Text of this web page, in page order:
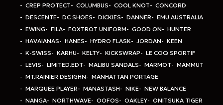
CREP PROTECT
COLUMBUS COOL KNOT
CONCORD
DESCENTE
DC SHOES DICKIES DANNER
EMU AUSTRALIA
EWING
FILA FOXTROT UNIFORM GOOD ON
HUNTER
HAVAIANAS
HANES HYDRO FLASK JORDAN
KEEN
K-SWISS
KARHU KELTY KICKSWRAP
LE COQ SPORTIF
LEVIS
LIMITED.EDT MALIBU SANDALS MARMOT
MAMMUT
MT.RAINIER DESIGHN
MANHATTAN PORTAGE
MARQUEE PLAYER
MANASTASH NIKE
NEW BALANCE
NANGA
NORTHWAVE OOFOS OAKLEY
ONITSUKA TIGER